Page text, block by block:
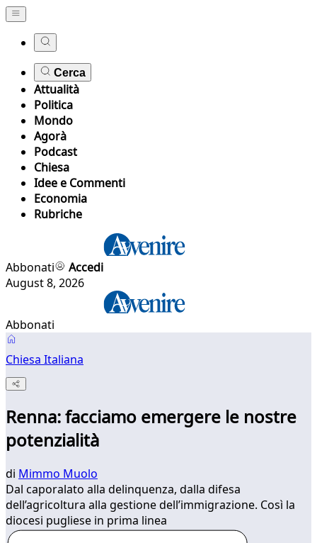
Cerca
Attualità
Politica
Mondo
Agorà
Podcast
Chiesa
Idee e Commenti
Economia
Rubriche
Abbonati
Accedi
August 8, 2026
Abbonati
Chiesa Italiana
Renna: facciamo emergere le nostre
potenzialità
di Mimmo Muolo
Dal caporalato alla delinquenza, dalla difesa
dell’agricoltura alla gestione dell’immigrazione. Così la
diocesi pugliese in prima linea